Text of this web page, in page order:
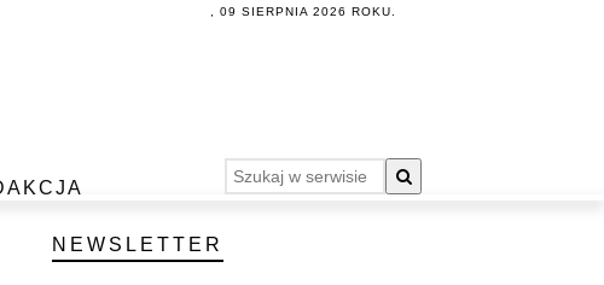
, 09 SIERPNIA 2026 ROKU.
NEWSLETTER